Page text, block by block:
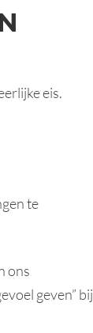
eis.
te
ons
geven” bij